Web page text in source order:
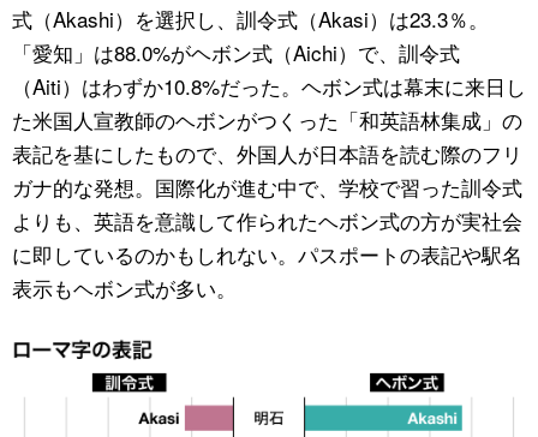
式（Akashi）を選択し、訓令式（Akasi）は23.3％。
「愛知」は88.0%がヘボン式（Aichi）で、訓令式
（Aiti）はわずか10.8%だった。ヘボン式は幕末に来日し
た米国人宣教師のヘボンがつくった「和英語林集成」の
表記を基にしたもので、外国人が日本語を読む際のフリ
ガナ的な発想。国際化が進む中で、学校で習った訓令式
よりも、英語を意識して作られたヘボン式の方が実社会
に即しているのかもしれない。パスポートの表記や駅名
表示もヘボン式が多い。